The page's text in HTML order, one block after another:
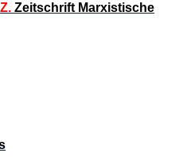
Z. Zeitschrift Marxistische